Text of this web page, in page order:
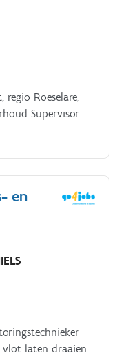
actieve rol op
Roeselare,
Supervisor.
en
laten draaien